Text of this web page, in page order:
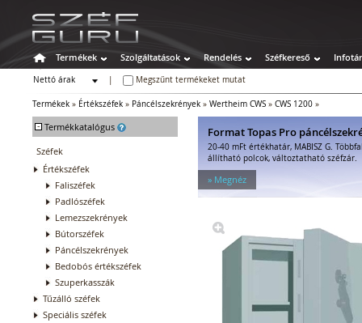
Termékek Szolgáltatások Rendelés Széfkereső Infotár
Nettó árak
Megszűnt termékeket mutat
Termékek » Értékszéfek » Páncélszekrények » Wertheim CWS » CWS 1200 »
- Termékkatalógus
Széfek
Értékszéfek
Faliszéfek
Padlószéfek
Lemezszekrények
Bútorszéfek
Páncélszekrények
Bedobós értékszéfek
Szuperkasszák
Tűzálló széfek
Speciális széfek
Format Topas Pro
20-40 mFt értékhatár, MABISZ G.
állítható polcok, változtatható széfzár.
» Megnéz